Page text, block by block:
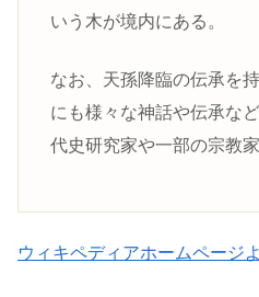
いう木が境内にある。
なお、天孫降臨の伝承を
にも様々な神話や伝承な
代史研究家や一部の宗教
ウィキペディアホームページ